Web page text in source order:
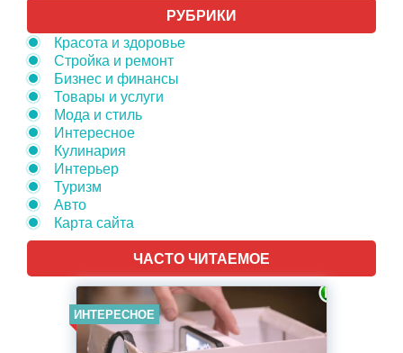
РУБРИКИ
Красота и здоровье
Стройка и ремонт
Бизнес и финансы
Товары и услуги
Мода и стиль
Интересное
Кулинария
Интерьер
Туризм
Авто
Карта сайта
ЧАСТО ЧИТАЕМОЕ
ИНТЕРЕСНОЕ